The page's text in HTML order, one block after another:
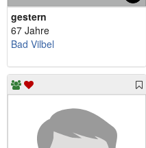
gestern
67 Jahre
Bad Vilbel